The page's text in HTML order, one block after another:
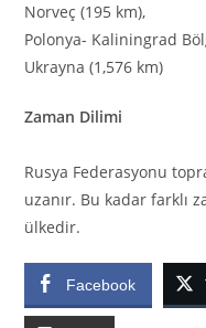
Norveç (195 km),
Polonya- Kaliningrad
Ukrayna (1,576 km)
Zaman Dilimi
Rusya Federasyonu
uzanır. Bu kadar farklı
ülkedir.
Facebook